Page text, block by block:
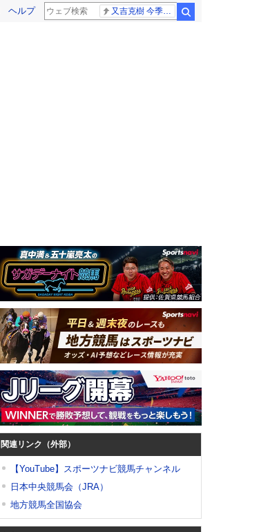
ヘルプ
関連リンク（外部）
【YouTube】スポーツナビ競馬チャンネル
日本中央競馬会（JRA）
地方競馬全国協会